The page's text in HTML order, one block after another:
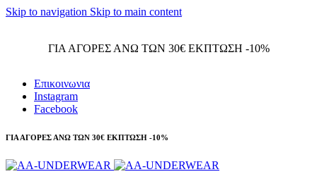
Skip to navigation Skip to main content
ΓΙΑ ΑΓΟΡΕΣ ΑΝΩ ΤΩΝ 30€ ΕΚΠΤΩΣΗ -10%
Επικοινωνια
Instagram
Facebook
ΓΙΑ ΑΓΟΡΕΣ ΑΝΩ ΤΩΝ 30€ ΕΚΠΤΩΣΗ -10%